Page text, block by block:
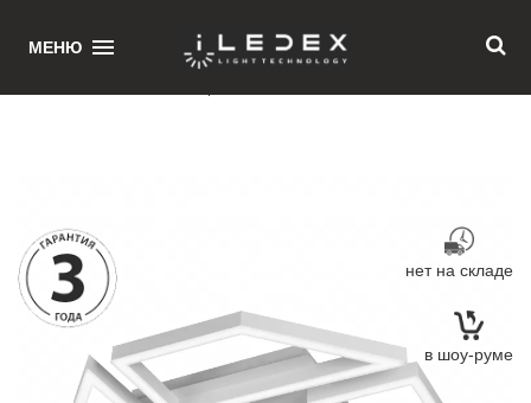
МЕНЮ
нет на складе
в шоу-руме